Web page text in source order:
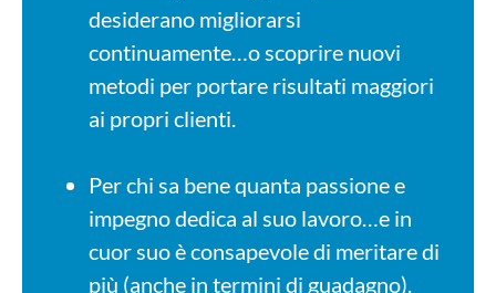
desiderano migliorarsi
continuamente…o scoprire nuovi
metodi per portare risultati maggiori
ai propri clienti.
Per chi sa bene quanta passione e
impegno dedica al suo lavoro…e in
cuor suo è consapevole di meritare di
più (anche in termini di guadagno).